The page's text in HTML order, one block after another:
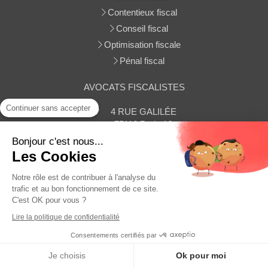
Appeler Localisation
Contentieux fiscal
Conseil fiscal
Optimisation fiscale
Pénal fiscal
AVOCATS FISCALISTES
4 RUE GALILÉE
75116 Paris 16
Afficher le téléphone
Mentions légales
Continuer sans accepter
Bonjour c'est nous...
Les Cookies
Notre rôle est de contribuer à l'analyse du
trafic et au bon fonctionnement de ce site.
C'est OK pour vous ?
Lire la politique de confidentialité
Consentements certifiés par
Je choisis Ok pour moi